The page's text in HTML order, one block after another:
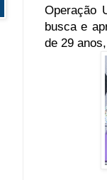
Operação
busca e
de 29